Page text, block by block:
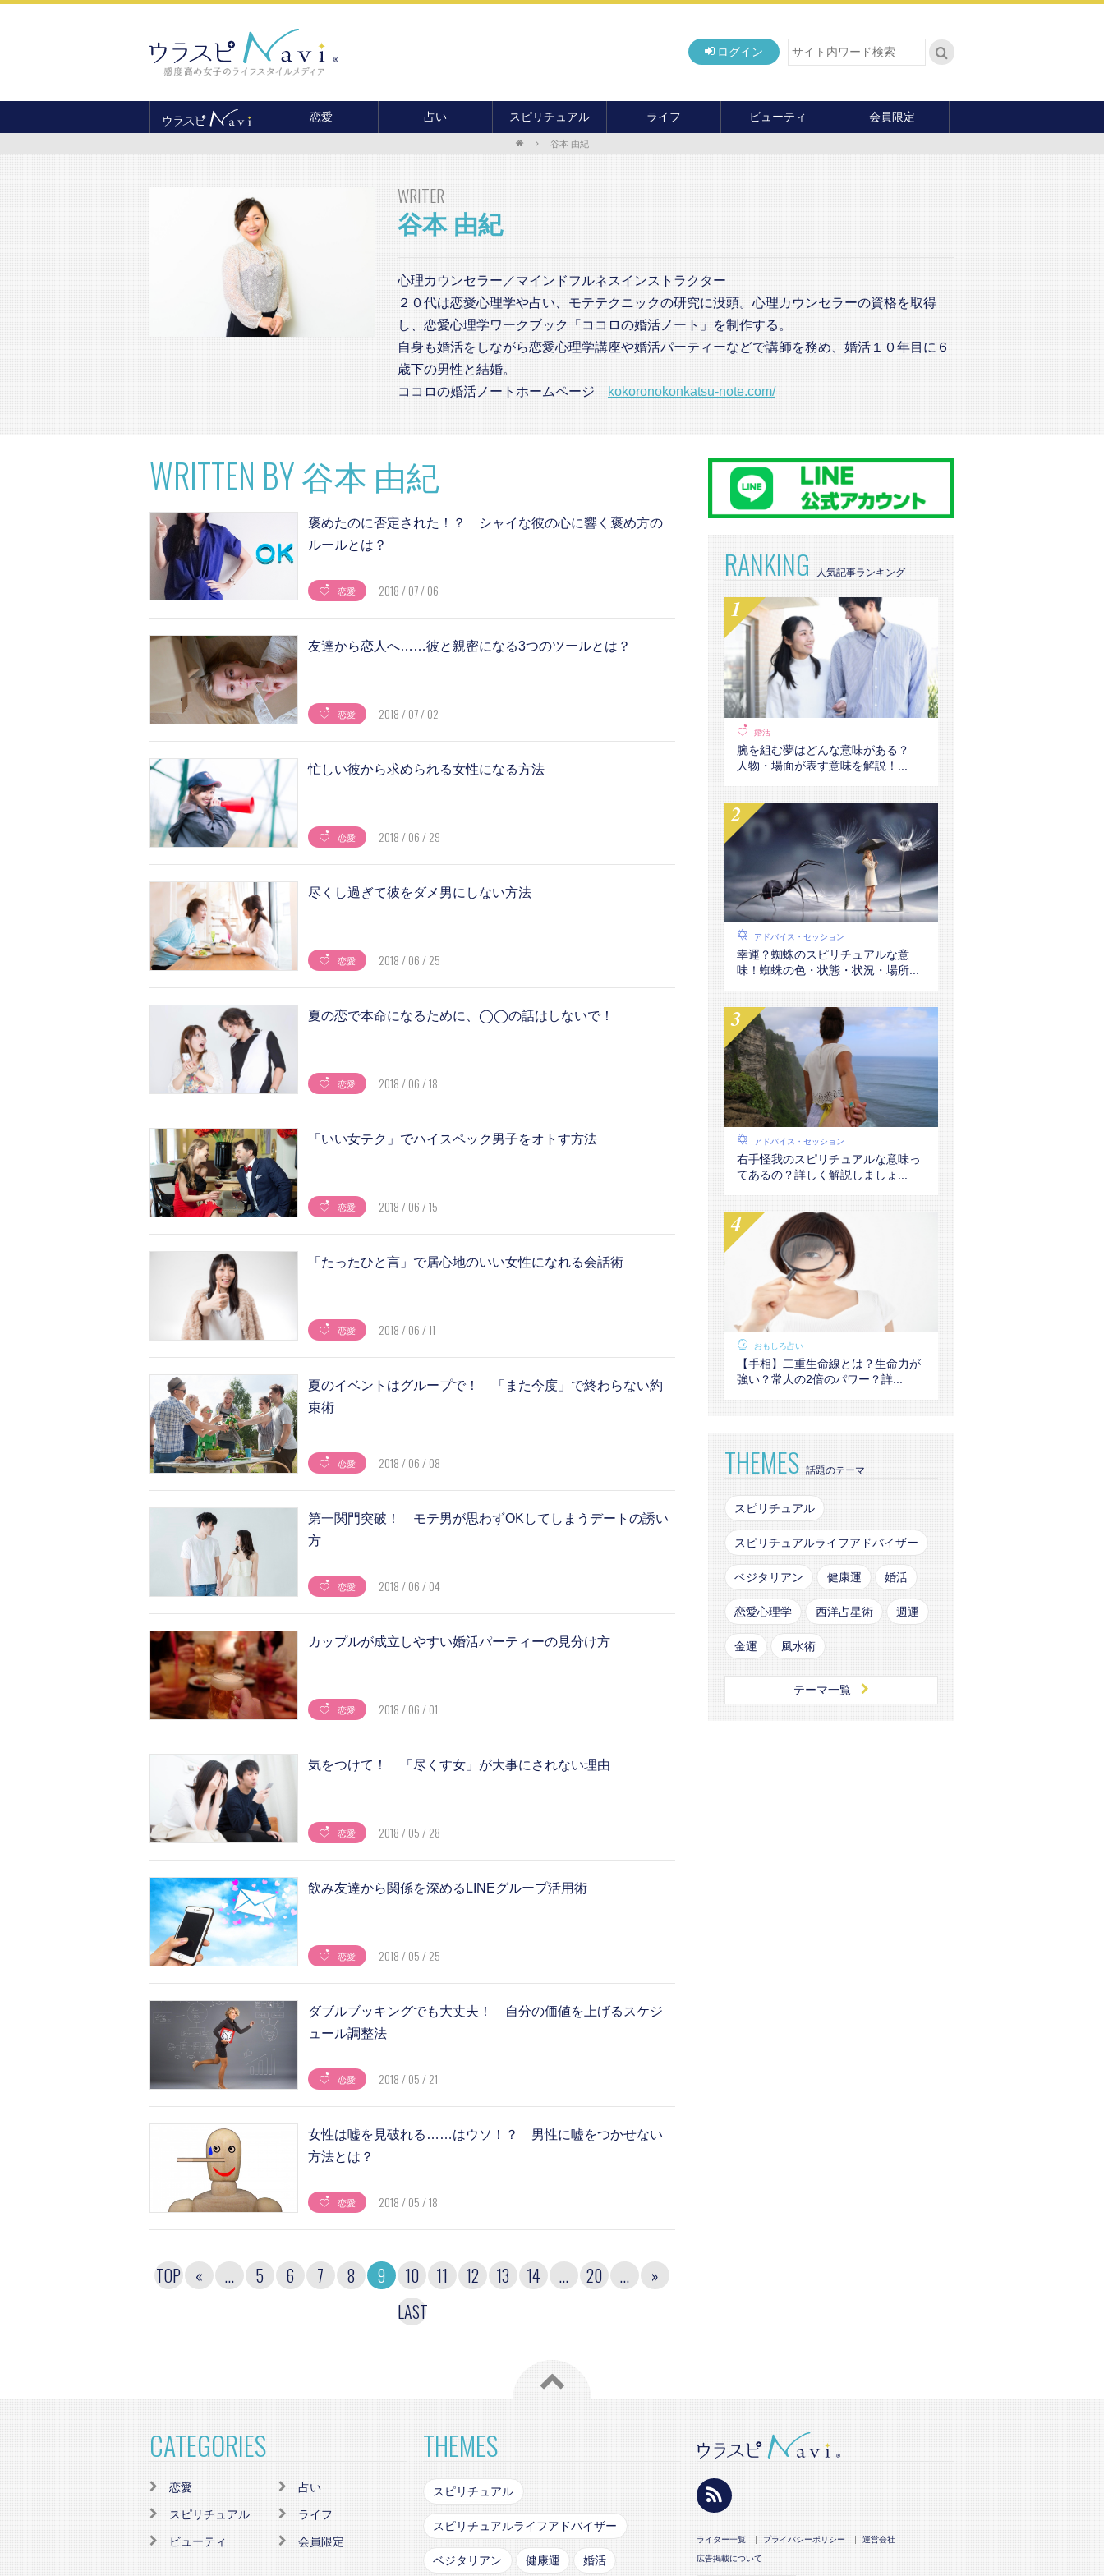
ログイン
恋愛 占い
カード占い
おもしろ占い
スピリチュアル
開運
ライフ ビューティ 会員限定
谷本 由紀
WRITER
谷本 由紀
心理カウンセラー／マインドフルネスインストラクター
２０代は恋愛心理学や占い、モテテクニックの研究に没頭。心理カウンセラーの資格を取得
し、恋愛心理学ワークブック「ココロの婚活ノート」を制作する。
自身も婚活をしながら恋愛心理学講座や婚活パーティーなどで講師を務め、婚活１０年目に６
歳下の男性と結婚。
ココロの婚活ノートホームページ
kokoronokonkatsu-note.com/
WRITTEN BY 谷本 由紀
褒めたのに否定された！？ シャイな彼の心に響く褒め方の
ルールとは？
恋愛 2018 / 07 / 06
友達から恋人へ……彼と親密になる3つのツールとは？
恋愛 2018 / 07 / 02
忙しい彼から求められる女性になる方法
恋愛 2018 / 06 / 29
尽くし過ぎて彼をダメ男にしない方法
恋愛 2018 / 06 / 25
夏の恋で本命になるために、◯◯の話はしないで！
恋愛 2018 / 06 / 18
「いい女テク」でハイスペック男子をオトす方法
恋愛 2018 / 06 / 15
「たったひと言」で居心地のいい女性になれる会話術
恋愛 2018 / 06 / 11
夏のイベントはグループで！ 「また今度」で終わらない約
束術
恋愛 2018 / 06 / 08
第一関門突破！ モテ男が思わずOKしてしまうデートの誘い
方
恋愛 2018 / 06 / 04
カップルが成立しやすい婚活パーティーの見分け方
恋愛 2018 / 06 / 01
気をつけて！ 「尽くす女」が大事にされない理由
恋愛 2018 / 05 / 28
飲み友達から関係を深めるLINEグループ活用術
恋愛 2018 / 05 / 25
ダブルブッキングでも大丈夫！ 自分の価値を上げるスケジ
ュール調整法
恋愛 2018 / 05 / 21
女性は嘘を見破れる……はウソ！？ 男性に嘘をつかせない
方法とは？
恋愛 2018 / 05 / 18
TOP « ... 5 6 7 8 9 10 11 12 13 14 ... 20 ...
»
LAST
RANKING
婚活
腕を組む夢はどんな意味がある？
人物・場面が表す意味を解説！...
アドバイス・セッション
幸運？蜘蛛のスピリチュアルな意
味！蜘蛛の色・状態・状況・場所...
アドバイス・セッション
右手怪我のスピリチュアルな意味っ
てあるの？詳しく解説しましょ...
おもしろ占い
【手相】二重生命線とは？生命力が
強い？常人の2倍のパワー？詳...
THEMES 話題のテーマ
スピリチュアル
スピリチュアルライフアドバイザー
ベジタリアン 健康運 婚活
恋愛心理学 西洋占星術 週運
金運 風水術
テーマ一覧
CATEGORIES
恋愛 占い
スピリチュアル ライフ
ビューティ 会員限定
THEMES
スピリチュアル
スピリチュアルライフアドバイザー
ベジタリアン 健康運 婚活
ライター一覧 プライバシーポリシー 運営会社
広告掲載について